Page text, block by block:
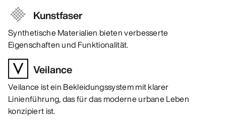
Kunstfaser
Synthetische Materialien bieten verbesserte
Eigenschaften und Funktionalität.
Veilance
Veilance ist ein Bekleidungssystem mit klarer
Linienführung, das für das moderne urbane Leben
konzipiert ist.